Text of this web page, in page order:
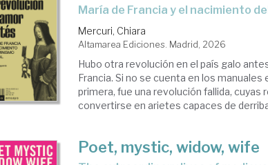
María de Francia y el nacimiento
Mercuri, Chiara
Altamarea Ediciones. Madrid, 2026
Hubo otra revolución en el país galo
Francia. Si no se cuenta en los manuales
primera, fue una revolución fallida, cuyas
convertirse en arietes capaces de
Poet, mystic, widow, wife